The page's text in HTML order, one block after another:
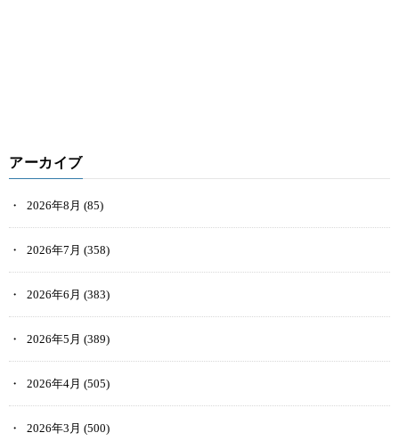
アーカイブ
2026年8月 (85)
2026年7月 (358)
2026年6月 (383)
2026年5月 (389)
2026年4月 (505)
2026年3月 (500)